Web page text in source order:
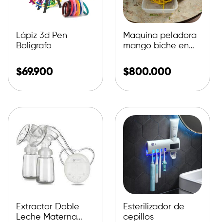
Lápiz 3d Pen
Boligrafo
$69.900
Maquina peladora
mango biche en
$800.000
Extractor Doble
Leche Materna
Esterilizador de
cepillos